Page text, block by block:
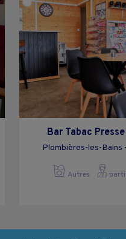
Bar Tabac
Plombières-les-Bains
Autres